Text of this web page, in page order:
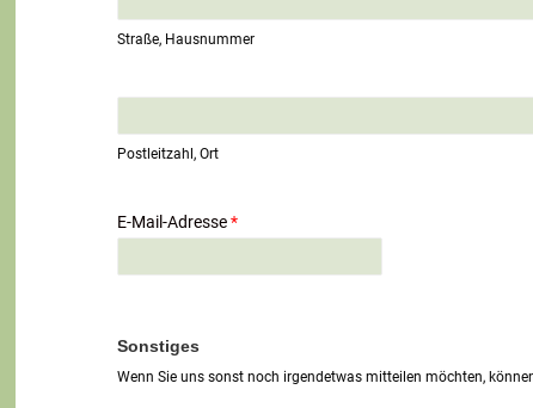
Straße, Hausnummer
n
i
l
g
T
x
Postleitzahl, Ort
E-Mail-Adresse*
Sonstiges
Wenn Sie uns sonst noch irgendetwas mitteilen möchten,